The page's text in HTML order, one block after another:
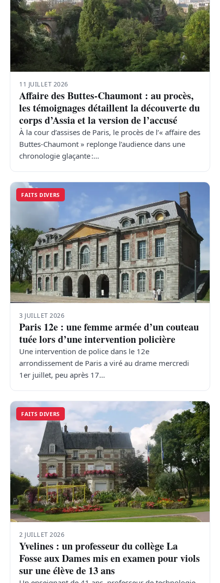
11 JUILLET 2026
Affaire des Buttes-Chaumont : au procès,
les témoignages détaillent la découverte du
corps d’Assia et la version de l’accusé
À la cour d’assises de Paris, le procès de l’« affaire des
Buttes-Chaumont » replonge l’audience dans une
chronologie glaçante :…
FAITS DIVERS
3 JUILLET 2026
Paris 12e : une femme armée d’un couteau
tuée lors d’une intervention policière
Une intervention de police dans le 12e
arrondissement de Paris a viré au drame mercredi
1er juillet, peu après 17…
FAITS DIVERS
2 JUILLET 2026
Yvelines : un professeur du collège La
Fosse aux Dames mis en examen pour viols
sur une élève de 13 ans